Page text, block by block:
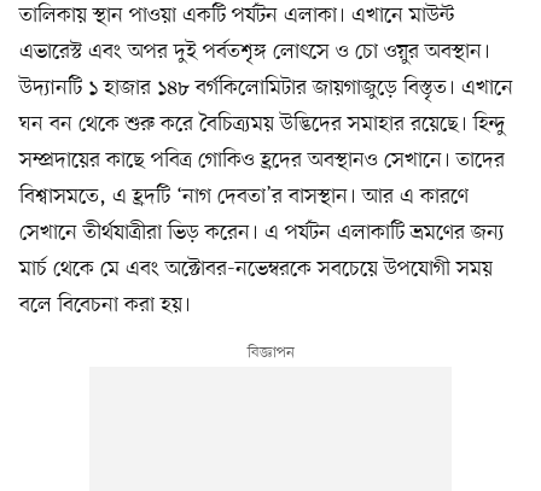
তালিকায় স্থান পাওয়া একটি পর্যটন এলাকা। এখানে মাউন্ট
এভারেস্ট এবং অপর দুই পর্বতশৃঙ্গ লোৎসে ও চো ওয়ুর অবস্থান।
উদ্যানটি ১ হাজার ১৪৮ বর্গকিলোমিটার জায়গাজুড়ে বিস্তৃত। এখানে
ঘন বন থেকে শুরু করে বৈচিত্র্যময় উদ্ভিদের সমাহার রয়েছে। হিন্দু
সম্প্রদায়ের কাছে পবিত্র গোকিও হ্রদের অবস্থানও সেখানে। তাদের
বিশ্বাসমতে, এ হ্রদটি ‘নাগ দেবতা’র বাসস্থান। আর এ কারণে
সেখানে তীর্থযাত্রীরা ভিড় করেন। এ পর্যটন এলাকাটি ভ্রমণের জন্য
মার্চ থেকে মে এবং অক্টোবর-নভেম্বরকে সবচেয়ে উপযোগী সময়
বলে বিবেচনা করা হয়।